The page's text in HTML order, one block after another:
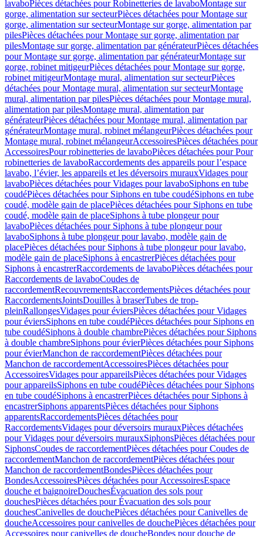
lavaboPièces détachées pour Robinetteries de lavaboMontage sur
gorge, alimentation sur secteurPièces détachées pour Montage sur
gorge, alimentation sur secteurMontage sur gorge, alimentation par
pilesPièces détachées pour Montage sur gorge, alimentation par
pilesMontage sur gorge, alimentation par générateurPièces détachées
pour Montage sur gorge, alimentation par générateurMontage sur
gorge, robinet mitigeurPièces détachées pour Montage sur gorge,
robinet mitigeurMontage mural, alimentation sur secteurPièces
détachées pour Montage mural, alimentation sur secteurMontage
mural, alimentation par pilesPièces détachées pour Montage mural,
alimentation par pilesMontage mural, alimentation par
générateurPièces détachées pour Montage mural, alimentation par
générateurMontage mural, robinet mélangeurPièces détachées pour
Montage mural, robinet mélangeurAccessoiresPièces détachées pour
AccessoiresPour robinetteries de lavaboPièces détachées pour Pour
robinetteries de lavaboRaccordements des appareils pour l’espace
lavabo, l’évier, les appareils et les déversoirs murauxVidages pour
lavaboPièces détachées pour Vidages pour lavaboSiphons en tube
coudéPièces détachées pour Siphons en tube coudéSiphons en tube
coudé, modèle gain de placePièces détachées pour Siphons en tube
coudé, modèle gain de placeSiphons à tube plongeur pour
lavaboPièces détachées pour Siphons à tube plongeur pour
lavaboSiphons à tube plongeur pour lavabo, modèle gain de
placePièces détachées pour Siphons à tube plongeur pour lavabo,
modèle gain de placeSiphons à encastrerPièces détachées pour
Siphons à encastrerRaccordements de lavaboPièces détachées pour
Raccordements de lavaboCoudes de
raccordementRecouvrementsRaccordementsPièces détachées pour
RaccordementsJointsDouilles à braserTubes de trop-
pleinRallongesVidages pour éviersPièces détachées pour Vidages
pour éviersSiphons en tube coudéPièces détachées pour Siphons en
tube coudéSiphons à double chambrePièces détachées pour Siphons
à double chambreSiphons pour évierPièces détachées pour Siphons
pour évierManchon de raccordementPièces détachées pour
Manchon de raccordementAccessoiresPièces détachées pour
AccessoiresVidages pour appareilsPièces détachées pour Vidages
pour appareilsSiphons en tube coudéPièces détachées pour Siphons
en tube coudéSiphons à encastrerPièces détachées pour Siphons à
encastrerSiphons apparentsPièces détachées pour Siphons
apparentsRaccordementsPièces détachées pour
RaccordementsVidages pour déversoirs murauxPièces détachées
pour Vidages pour déversoirs murauxSiphonsPièces détachées pour
SiphonsCoudes de raccordementPièces détachées pour Coudes de
raccordementManchon de raccordementPièces détachées pour
Manchon de raccordementBondesPièces détachées pour
BondesAccessoiresPièces détachées pour AccessoiresEspace
douche et baignoireDouchesÉvacuation des sols pour
douchesPièces détachées pour Évacuation des sols pour
douchesCanivelles de douchePièces détachées pour Canivelles de
doucheAccessoires pour canivelles de douchePièces détachées pour
Accessoires pour canivelles de doucheBondes pour douche de